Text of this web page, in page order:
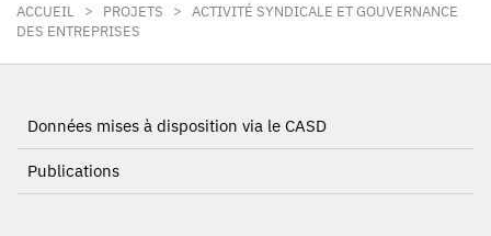
ACCUEIL > PROJETS > ACTIVITÉ SYNDICALE ET GOUVERNANCE
DES ENTREPRISES
Données mises à disposition via le CASD
Publications